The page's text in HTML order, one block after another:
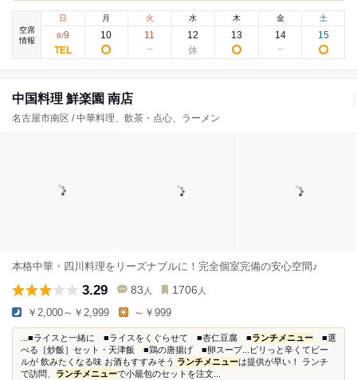
空席
情報
日
8/9
月
10
火
11
水
12
木
13
金
14
土
15
中国料理 鮮楽園 南店
名古屋市南区 / 中華料理、飲茶・点心、ラーメン
本格中華・四川料理をリーズナブルに！完全個室完備の安心空間♪
3.29 83 人 1706 人
￥2,000～￥2,999 ～￥999
...■ライスと一緒に ■ライスをくぐらせて ■杏仁豆腐 ■ランチメニュー ■選
べる［炒飯］セット・天津飯 ■鶏の唐揚げ ■卵スープ...ピリっと辛くてビー
ルが 飲みたくなる味 お酒もすすみそう ランチメニューは提供が早い！ ランチ
で訪問、 ランチメニューで小籠包のセットを注文...